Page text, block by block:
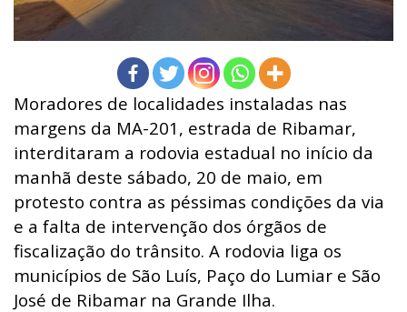
Moradores de localidades instaladas nas
margens da MA-201, estrada de Ribamar,
interditaram a rodovia estadual no início da
manhã deste sábado, 20 de maio, em
protesto contra as péssimas condições da via
e a falta de intervenção dos órgãos de
fiscalização do trânsito. A rodovia liga os
municípios de São Luís, Paço do Lumiar e São
José de Ribamar na Grande Ilha.